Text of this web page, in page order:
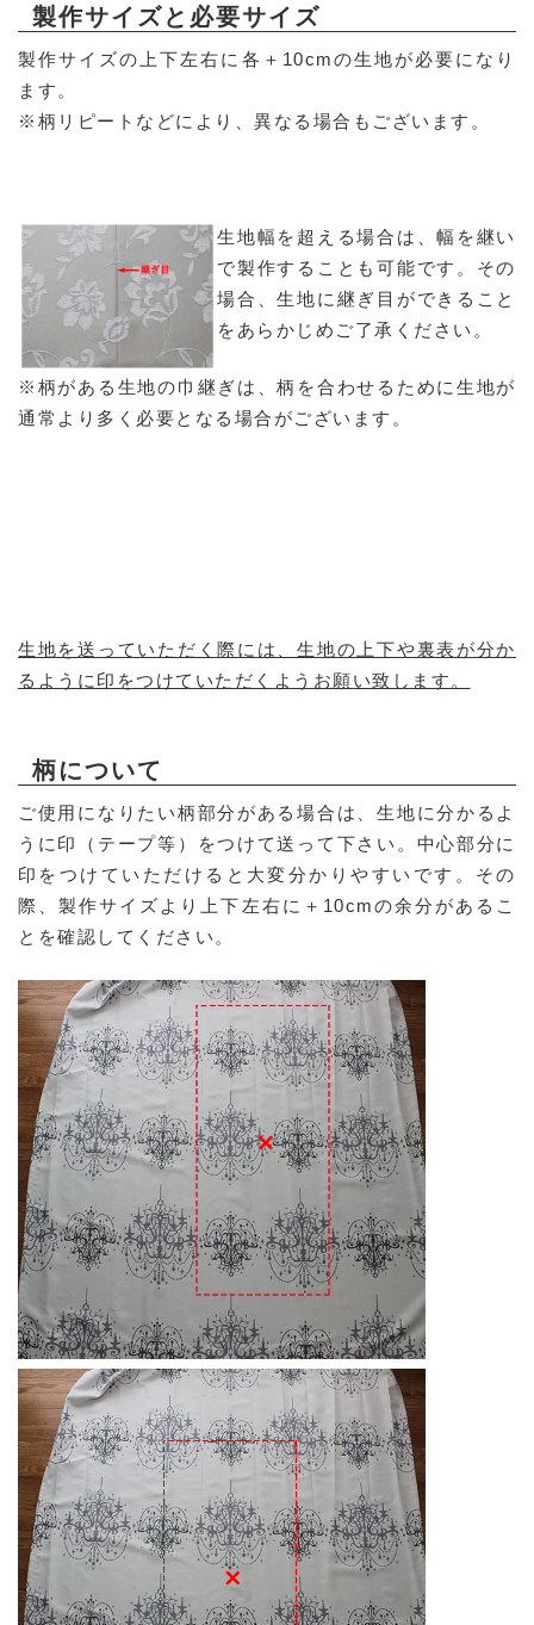
製作サイズと必要サイズ
製作サイズの上下左右に各＋10cmの生地が必要になり
ます。
※柄リピートなどにより、異なる場合もございます。
生地幅を超える場合は、幅を継い
で製作することも可能です。その
場合、生地に継ぎ目ができること
をあらかじめご了承ください。
※柄がある生地の巾継ぎは、柄を合わせるために生地が
通常より多く必要となる場合がございます。
生地を送っていただく際には、生地の上下や裏表が分か
るように印をつけていただくようお願い致します。
柄について
ご使用になりたい柄部分がある場合は、生地に分かるよ
うに印（テープ等）をつけて送って下さい。中心部分に
印をつけていただけると大変分かりやすいです。その
際、製作サイズより上下左右に＋10cmの余分があるこ
とを確認してください。